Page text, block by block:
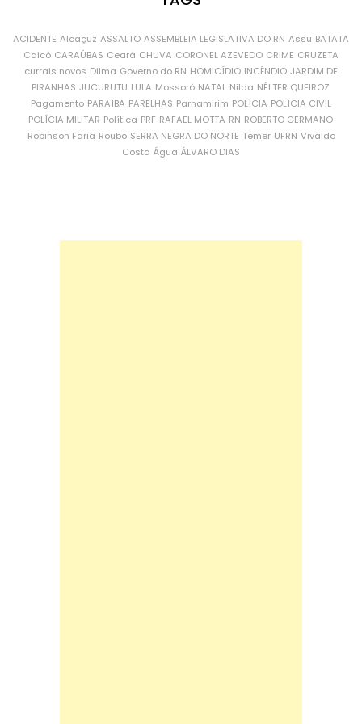
ACIDENTE Alcaçuz ASSALTO ASSEMBLEIA LEGISLATIVA DO RN Assu BATATA
Caicó CARAÚBAS Ceará CHUVA CORONEL AZEVEDO CRIME CRUZETA
currais novos Dilma Governo do RN HOMICÍDIO INCÊNDIO JARDIM DE
PIRANHAS JUCURUTU LULA Mossoró NATAL Nilda NÉLTER QUEIROZ
Pagamento PARAÍBA PARELHAS Parnamirim POLÍCIA POLÍCIA CIVIL
POLÍCIA MILITAR Política PRF RAFAEL MOTTA RN ROBERTO GERMANO
Robinson Faria Roubo SERRA NEGRA DO NORTE Temer UFRN Vivaldo
Costa Água ÁLVARO DIAS